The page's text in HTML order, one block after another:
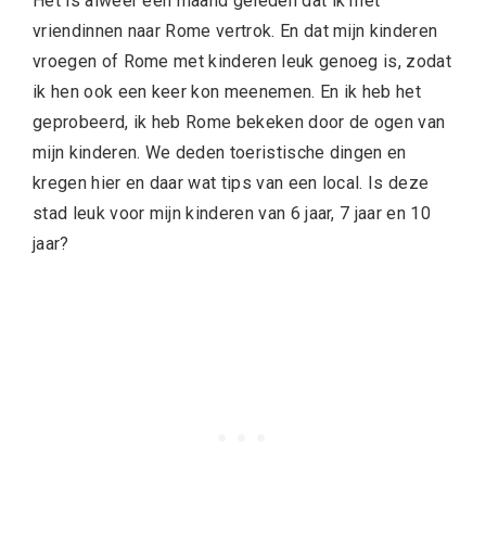
vriendinnen naar Rome vertrok. En dat mijn kinderen
vroegen of Rome met kinderen leuk genoeg is, zodat
ik hen ook een keer kon meenemen. En ik heb het
geprobeerd, ik heb Rome bekeken door de ogen van
mijn kinderen. We deden toeristische dingen en
kregen hier en daar wat tips van een local. Is deze
stad leuk voor mijn kinderen van 6 jaar, 7 jaar en 10
jaar?